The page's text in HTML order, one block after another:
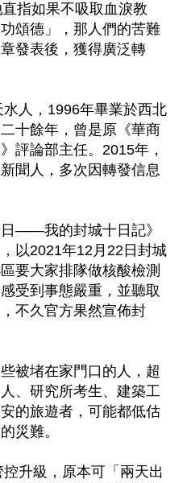
指如果不吸取血淚教
頌德」，那人們的苦難
發表後，獲得廣泛轉
人，1996年畢業於西北
十餘年，曾是原《華商
評論部主任。2015年，
聞人，多次因轉發信息
——我的封城十日記》
以2021年12月22日封城
要大家排隊做核酸檢測
受到事態嚴重，並聽取
不久官方果然宣佈封
被堵在家門口的人，超
、研究所考生、建築工
的旅遊者，可能都低估
災難。
升級，原本可「兩天出